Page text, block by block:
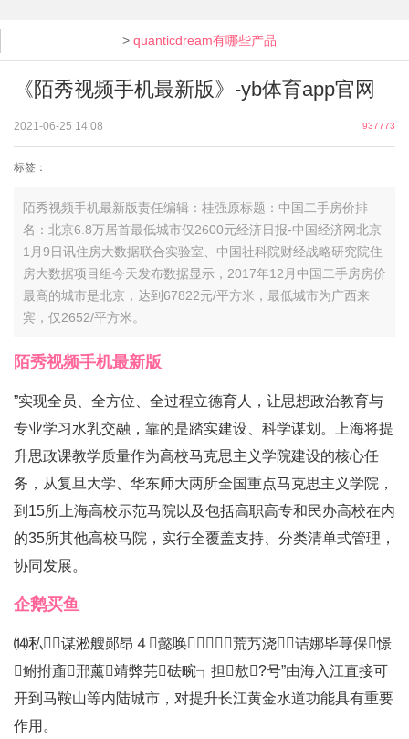
> quanticdream有哪些产品
《陌秀视频手机最新版》-yb体育app官网
937773
2021-06-25 14:08
标签：
陌秀视频手机最新版责任编辑：桂强原标题：中国二手房价排
名：北京6.8万居首最低城市仅2600元经济日报-中国经济网北京
1月9日讯住房大数据联合实验室、中国社科院财经战略研究院住
房大数据项目组今天发布数据显示，2017年12月中国二手房房价
最高的城市是北京，达到67822元/平方米，最低城市为广西来
宾，仅2652/平方米。
陌秀视频手机最新版
”实现全员、全方位、全过程立德育人，让思想政治教育与
专业学习水乳交融，靠的是踏实建设、科学谋划。上海将提
升思政课教学质量作为高校马克思主义学院建设的核心任
务，从复旦大学、华东师大两所全国重点马克思主义学院，
到15所上海高校示范马院以及包括高职高专和民办高校在内
的35所其他高校马院，实行全覆盖支持、分类清单式管理，
协同发展。
企鹅买鱼
⒁私谋淞艘郧昂４懿唤荒艿浇？诘娜毕荨保憬
鲋拊齑邢薰靖弊芫砝畹┧担敖?号”由海入江直接可
开到马鞍山等内陆城市，对提升长江黄金水道功能具有重要
作用。